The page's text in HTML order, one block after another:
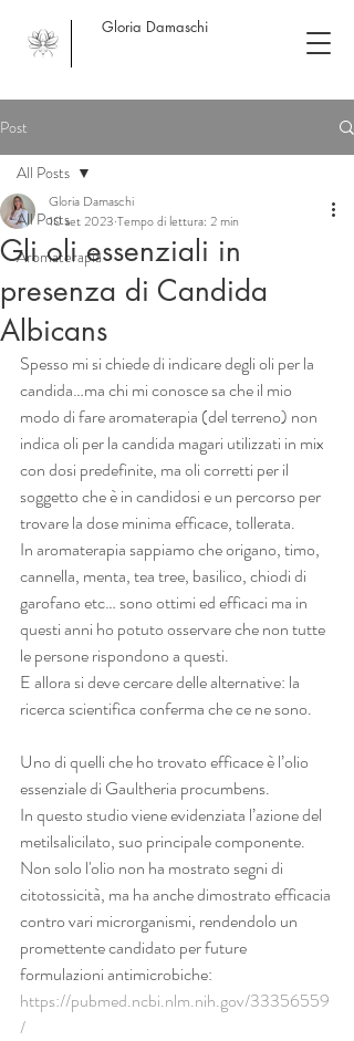
Gloria Damaschi
Post
All Posts
Aromaterapia
All Posts
Gli oli essenziali in
presenza di Candida
Albicans
Gloria Damaschi
10 set 2023 Tempo di lettura: 2 min
Spesso mi si chiede di indicare degli oli per la
candida…ma chi mi conosce sa che il mio
modo di fare aromaterapia (del terreno) non
indica oli per la candida magari utilizzati in mix
con dosi predefinite, ma oli corretti per il
soggetto che è in candidosi e un percorso per
trovare la dose minima efficace, tollerata.
In aromaterapia sappiamo che origano, timo,
cannella, menta, tea tree, basilico, chiodi di
garofano etc… sono ottimi ed efficaci ma in
questi anni ho potuto osservare che non tutte
le persone rispondono a questi.
E allora si deve cercare delle alternative: la
ricerca scientifica conferma che ce ne sono.
Uno di quelli che ho trovato efficace è l’olio
essenziale di Gaultheria procumbens.
In questo studio viene evidenziata l’azione del
metilsalicilato, suo principale componente.
Non solo l'olio non ha mostrato segni di
citotossicità, ma ha anche dimostrato efficacia
contro vari microrganismi, rendendolo un
promettente candidato per future
formulazioni antimicrobiche:
https://pubmed.ncbi.nlm.nih.gov/33356559
/